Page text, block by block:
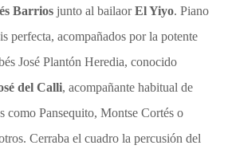
Barrios junto al bailaorEl Yiyo. Piano
perfecta, acompañados por la potente
José Plantón Heredia, conocido
del Calli, acompañante habitual de
como Pansequito, Montse Cortés o
Cerraba el cuadro la percusión del